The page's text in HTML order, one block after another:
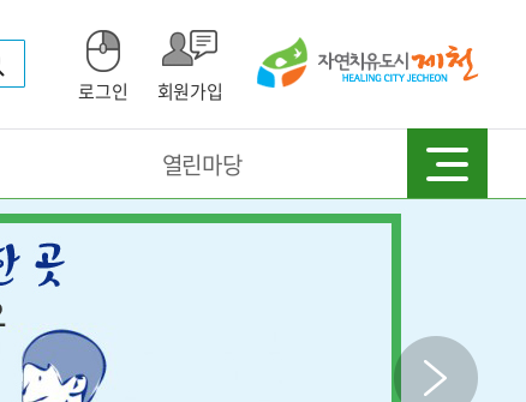
로그인 회원가입
열린마당